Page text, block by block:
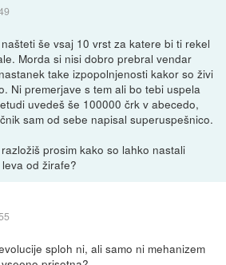
še vsaj 10 vrst za katere bi ti rekel
Morda si nisi dobro prebral vendar
take izpopolnjenosti kakor so živi
Ni premerjave s tem ali bo tebi uspela
uvedeš še 100000 črk v abecedo,
sam od sebe napisal superuspešnico.
prosim kako so lahko nastali
od žirafe?
sploh ni, ali samo ni mehanizem